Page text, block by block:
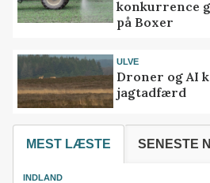
konkurrence
på Boxer
ULVE
Droner og AI
jagtadfærd
MEST LÆSTE SENESTE
INDLAND